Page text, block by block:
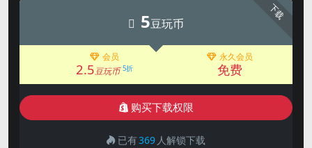
下载
5豆玩币
会员
2.5豆玩币 5折
永久会员
免费
购买下载权限
已有369 人解锁下载